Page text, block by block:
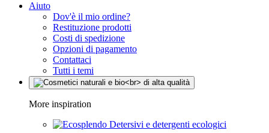
Aiuto
Dov'è il mio ordine?
Restituzione prodotti
Costi di spedizione
Opzioni di pagamento
Contattaci
Tutti i temi
More inspiration
Detersivi e detergenti ecologici